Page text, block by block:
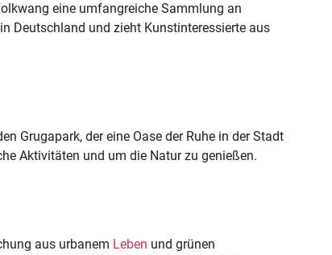
eine umfangreiche Sammlung an
Deutschland und zieht Kunstinteressierte aus
Grugapark, der eine Oase der Ruhe in der Stadt
Aktivitäten und um die Natur zu genießen.
aus urbanem Leben und grünen